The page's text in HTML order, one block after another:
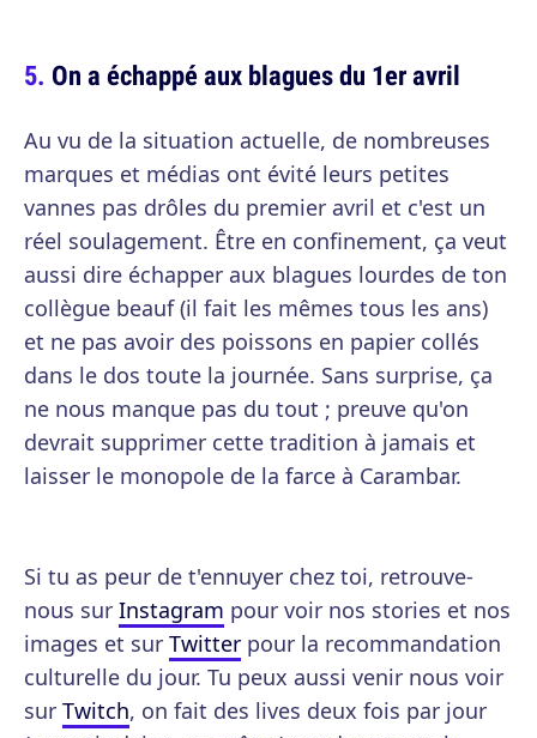
On a échappé aux blagues du 1er avril
Au vu de la situation actuelle, de nombreuses
marques et médias ont évité leurs petites
vannes pas drôles du premier avril et c'est un
réel soulagement. Être en confinement, ça veut
aussi dire échapper aux blagues lourdes de ton
collègue beauf (il fait les mêmes tous les ans)
et ne pas avoir des poissons en papier collés
dans le dos toute la journée. Sans surprise, ça
ne nous manque pas du tout ; preuve qu'on
devrait supprimer cette tradition à jamais et
laisser le monopole de la farce à Carambar.
Si tu as peur de t'ennuyer chez toi, retrouve-
nous sur Instagram pour voir nos stories et nos
images et sur Twitter pour la recommandation
culturelle du jour. Tu peux aussi venir nous voir
sur Twitch, on fait des lives deux fois par jour